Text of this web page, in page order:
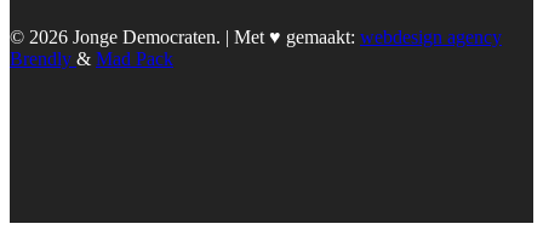
© 2026 Jonge Democraten. | Met ♥︎ gemaakt: webdesign agency
Brendly & Mad Pack